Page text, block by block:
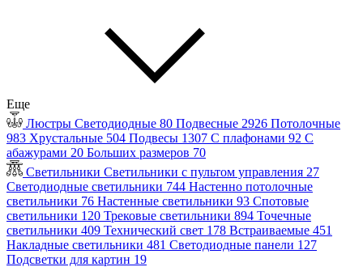
Еще
Люстры Светодиодные 80 Подвесные 2926 Потолочные
983 Хрустальные 504 Подвесы 1307 С плафонами 92 С
абажурами 20 Больших размеров 70
Светильники Светильники с пультом управления 27
Светодиодные светильники 744 Настенно потолочные
светильники 76 Настенные светильники 93 Спотовые
светильники 120 Трековые светильники 894 Точечные
светильники 409 Технический свет 178 Встраиваемые 451
Накладные светильники 481 Светодиодные панели 127
Подсветки для картин 19